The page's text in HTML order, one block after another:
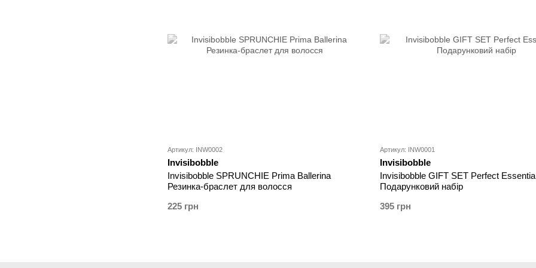
Артикул: INW0002
Invisibobble
Invisibobble SPRUNCHIE Prima Ballerina
Резинка-браслет для волосся
225 грн
Артикул: INW0001
Invisibobble
Invisibobble GIFT SET Perfect
Подарунковий набір
395 грн